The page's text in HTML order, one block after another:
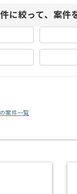
に絞って、案件
案件一覧